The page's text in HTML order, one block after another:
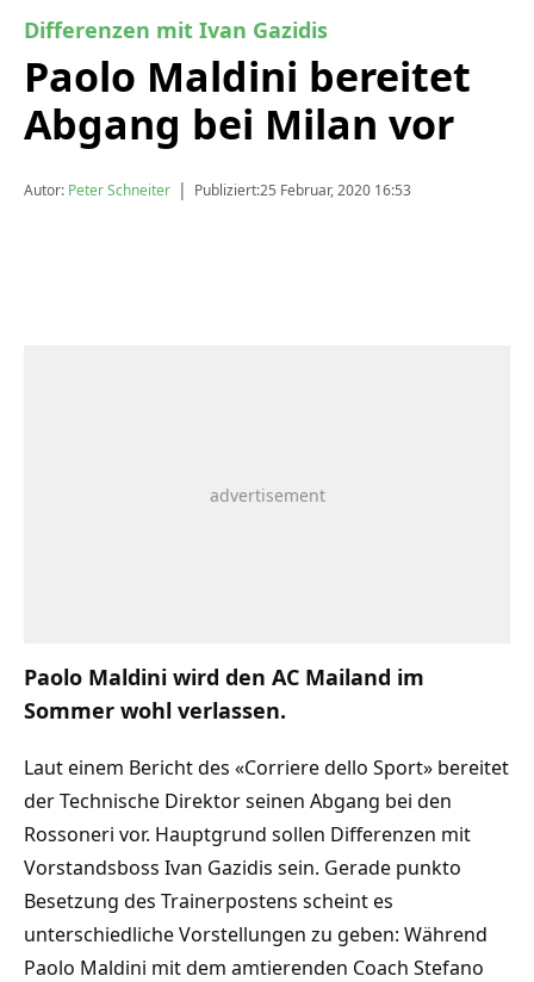
Differenzen mit Ivan Gazidis
Paolo Maldini bereitet
Abgang bei Milan vor
Autor: Peter Schneiter | Publiziert:25 Februar, 2020 16:53
Paolo Maldini wird den AC Mailand im
Sommer wohl verlassen.
Laut einem Bericht des «Corriere dello Sport» bereitet
der Technische Direktor seinen Abgang bei den
Rossoneri vor. Hauptgrund sollen Differenzen mit
Vorstandsboss Ivan Gazidis sein. Gerade punkto
Besetzung des Trainerpostens scheint es
unterschiedliche Vorstellungen zu geben: Während
Paolo Maldini mit dem amtierenden Coach Stefano